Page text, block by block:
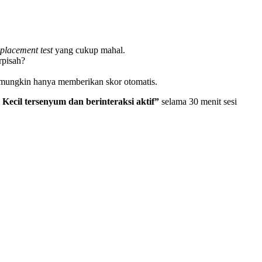
placement testyang cukup mahal.
hanya memberikan skor otomatis.
Kecil tersenyum dan berinteraksi aktif” selama 30 menit sesi